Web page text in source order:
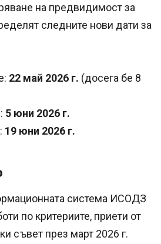
на предвидимост за
следните нови дати за
22 май 2026 г. (досега бе 8
5 юни 2026 г.
19 юни 2026 г.
система ИСОДЗ
по критериите, приети от
съвет през март 2026 г.